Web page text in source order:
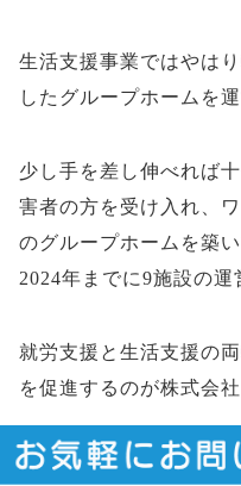
生活支援事業ではやは
したグループホームを
少し手を差し伸べれば
害者の方を受け入れ、
のグループホームを築い
2024年までに9施設の運
就労支援と生活支援の
を促進するのが株式会